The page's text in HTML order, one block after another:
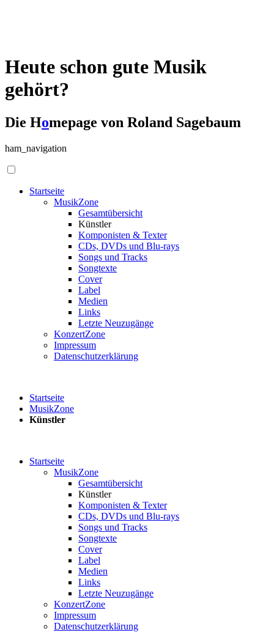
Heute schon gute Musik
gehört?
Die Homepage von Roland Sagebaum
ham_navigation
Startseite
MusikZone
Gesamtübersicht
Künstler
Komponisten & Texter
CDs, DVDs und Blu-rays
Songs und Tracks
Songtexte
Cover
Label
Medien
Links
Letzte Neuzugänge
KonzertZone
Impressum
Datenschutzerklärung
Startseite
MusikZone
Künstler
Startseite
MusikZone
Gesamtübersicht
Künstler
Komponisten & Texter
CDs, DVDs und Blu-rays
Songs und Tracks
Songtexte
Cover
Label
Medien
Links
Letzte Neuzugänge
KonzertZone
Impressum
Datenschutzerklärung